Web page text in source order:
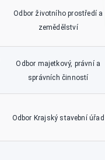
Odbor životního prostředí a
zemědělství
Odbor majetkový, právní a
správních činností
Odbor Krajský stavební úřad